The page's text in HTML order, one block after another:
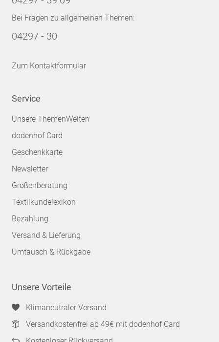
Bei Fragen zu allgemeinen Themen:
04297 - 30
Zum Kontaktformular
Service
Unsere ThemenWelten
dodenhof Card
Geschenkkarte
Newsletter
Größenberatung
Textilkundelexikon
Bezahlung
Versand & Lieferung
Umtausch & Rückgabe
Unsere Vorteile
Klimaneutraler Versand
Versandkostenfrei ab 49€ mit dodenhof Card